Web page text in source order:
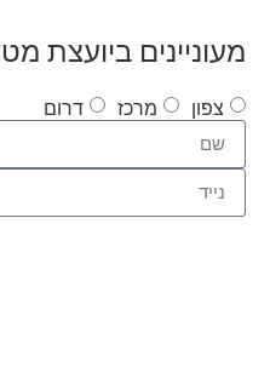
מעוניינים ביועצת
צפון מרכז דרום